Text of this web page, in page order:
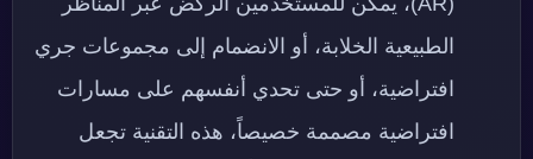
الطبيعية الخلابة، أو الانضمام إلى مجموعات جري
افتراضية، أو حتى تحدي أنفسهم على مسارات
افتراضية مصممة خصيصاً، هذه التقنية تجعل